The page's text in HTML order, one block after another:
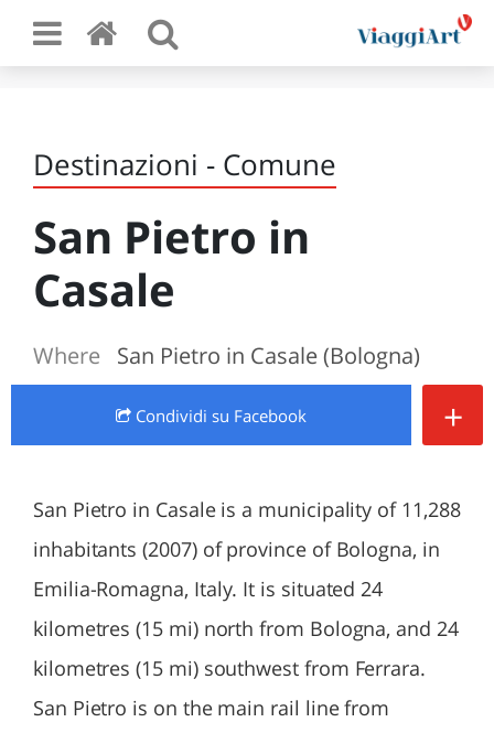
Destinazioni - Comune
San Pietro in
Casale
Where San Pietro in Casale (Bologna)
Condividi su Facebook +
San Pietro in Casale is a municipality of 11,288
inhabitants (2007) of province of Bologna, in
Emilia-Romagna, Italy. It is situated 24
kilometres (15 mi) north from Bologna, and 24
kilometres (15 mi) southwest from Ferrara.
San Pietro is on the main rail line from